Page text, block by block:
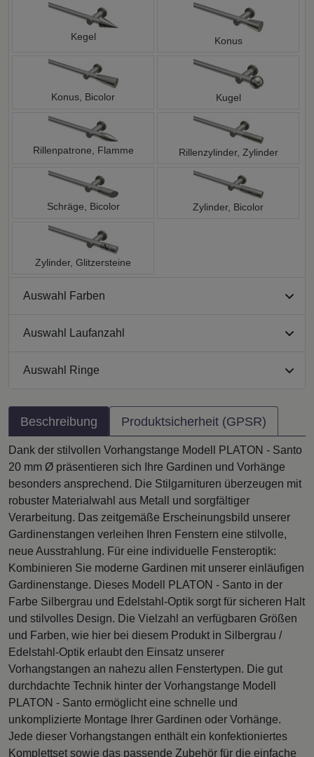
Kegel Konus
Konus, Bicolor Kugel
Rillenpatrone, Flamme Rillenzylinder, Zylinder
Schräge, Bicolor Zylinder, Bicolor
Zylinder, Glitzersteine
Auswahl Farben
Auswahl Laufanzahl
Auswahl Ringe
Beschreibung Produktsicherheit (GPSR)
Dank der stilvollen Vorhangstange Modell PLATON - Santo
20 mm Ø präsentieren sich Ihre Gardinen und Vorhänge
besonders ansprechend. Die Stilgarnituren überzeugen mit
robuster Materialwahl aus Metall und sorgfältiger
Verarbeitung. Das zeitgemäße Erscheinungsbild unserer
Gardinenstangen verleihen Ihren Fenstern eine stilvolle,
neue Ausstrahlung. Für eine individuelle Fensteroptik:
Kombinieren Sie moderne Gardinen mit unserer einläufigen
Gardinenstange. Dieses Modell PLATON - Santo in der
Farbe Silbergrau und Edelstahl-Optik sorgt für sicheren Halt
und stilvolles Design. Die Vielzahl an verfügbaren Größen
und Farben, wie hier bei diesem Produkt in Silbergrau /
Edelstahl-Optik erlaubt den Einsatz unserer
Vorhangstangen an nahezu allen Fenstertypen. Die gut
durchdachte Technik hinter der Vorhangstange Modell
PLATON - Santo ermöglicht eine schnelle und
unkomplizierte Montage Ihrer Gardinen oder Vorhänge.
Jede dieser Vorhangstangen enthält ein konfektioniertes
Komplettset sowie das passende Zubehör für die einfache